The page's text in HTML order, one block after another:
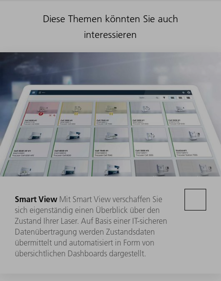
Diese Themen könnten Sie auch
interessieren
Smart View Mit Smart View verschaffen Sie
sich eigenständig einen Überblick über den
Zustand Ihrer Laser. Auf Basis einer IT-sicheren
Datenübertragung werden Zustandsdaten
übermittelt und automatisiert in Form von
übersichtlichen Dashboards dargestellt.